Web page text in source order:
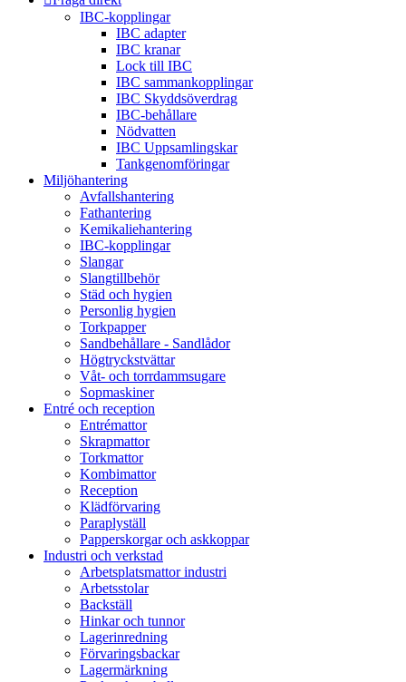
IBC-kopplingar
IBC adapter
IBC kranar
Lock till IBC
IBC sammankopplingar
IBC Skyddsöverdrag
IBC-behållare
Nödvatten
IBC Uppsamlingskar
Tankgenomföringar
Miljöhantering
Avfallshantering
Fathantering
Kemikaliehantering
IBC-kopplingar
Slangar
Slangtillbehör
Städ och hygien
Personlig hygien
Torkpapper
Sandbehållare - Sandlådor
Högtryckstvättar
Våt- och torrdammsugare
Sopmaskiner
Entré och reception
Entrémattor
Skrapmattor
Torkmattor
Kombimattor
Reception
Klädförvaring
Paraplyställ
Papperskorgar och askkoppar
Industri och verkstad
Arbetsplatsmattor industri
Arbetsstolar
Backställ
Hinkar och tunnor
Lagerinredning
Förvaringsbackar
Lagermärkning